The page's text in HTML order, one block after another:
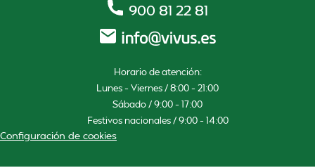
900 81 22 81
Horario de atención:
Lunes – Viernes / 8:00 – 21:00
Sábado / 9:00 – 17:00
Festivos nacionales / 9:00 – 14:00
Configuración de cookies